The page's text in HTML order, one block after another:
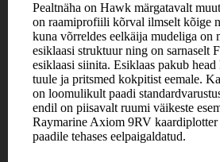
Pealtnäha on Hawk märgatavalt
on raamiprofiili kõrval ilmselt kõige
kuna võrreldes eelkäija mudeliga on
esiklaasi struktuur ning on sarnaselt
esiklaasi siinita. Esiklaas pakub
tuule ja pritsmed kokpitist eemale.
on loomulikult paadi
endil on piisavalt ruumi väikeste
Raymarine Axiom 9RV kaardiplotter
paadile tehases eelpaigaldatud.